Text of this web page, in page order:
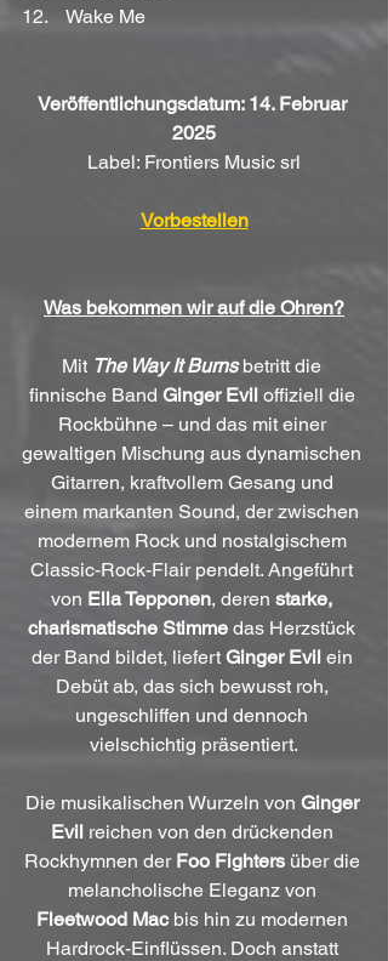
12.    Wake Me
Veröffentlichungsdatum: 14. Februar
2025
Label: Frontiers Music srl
Vorbestellen
Was bekommen wir auf die Ohren?
Mit The Way It Burns betritt die
finnische Band Ginger Evil offiziell die
Rockbühne – und das mit einer
gewaltigen Mischung aus dynamischen
Gitarren, kraftvollem Gesang und
einem markanten Sound, der zwischen
modernem Rock und nostalgischem
Classic-Rock-Flair pendelt. Angeführt
von Ella Tepponen, deren starke,
charismatische Stimme das Herzstück
der Band bildet, liefert Ginger Evil ein
Debüt ab, das sich bewusst roh,
ungeschliffen und dennoch
vielschichtig präsentiert.
Die musikalischen Wurzeln von Ginger
Evil reichen von den drückenden
Rockhymnen der Foo Fighters über die
melancholische Eleganz von
Fleetwood Mac bis hin zu modernen
Hardrock-Einflüssen. Doch anstatt